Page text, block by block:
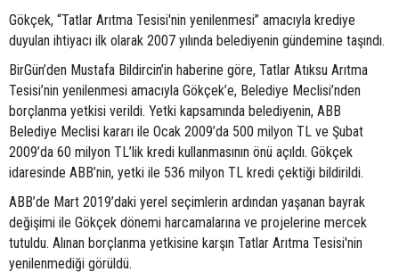
Gökçek, “Tatlar Arıtma Tesisi'nin yenilenmesi” amacıyla krediye
duyulan ihtiyacı ilk olarak 2007 yılında belediyenin gündemine taşındı.
BirGün’den Mustafa Bildircin’in haberine göre, Tatlar Atıksu Arıtma
Tesisi’nin yenilenmesi amacıyla Gökçek’e, Belediye Meclisi’nden
borçlanma yetkisi verildi. Yetki kapsamında belediyenin, ABB
Belediye Meclisi kararı ile Ocak 2009’da 500 milyon TL ve Şubat
2009’da 60 milyon TL’lik kredi kullanmasının önü açıldı. Gökçek
idaresinde ABB’nin, yetki ile 536 milyon TL kredi çektiği bildirildi.
ABB’de Mart 2019’daki yerel seçimlerin ardından yaşanan bayrak
değişimi ile Gökçek dönemi harcamalarına ve projelerine mercek
tutuldu. Alınan borçlanma yetkisine karşın Tatlar Arıtma Tesisi'nin
yenilenmediği görüldü.